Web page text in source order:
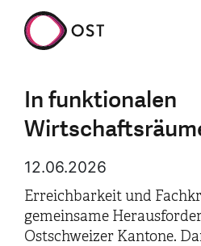
In funktionalen
12.06.2026
Erreichbarkeit und
gemeinsame
Ostschweizer Kantone.